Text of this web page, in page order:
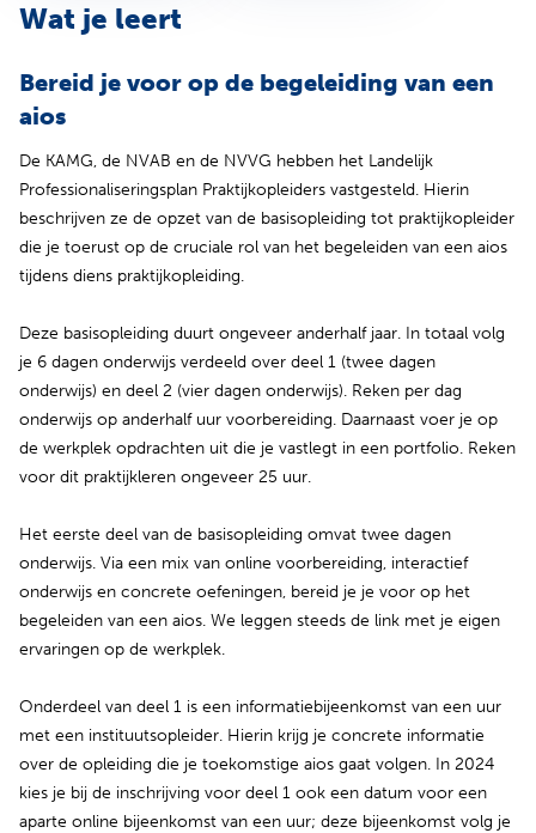
Wat je leert
Bereid je voor op de begeleiding van een
aios
De KAMG, de NVAB en de NVVG hebben het Landelijk
Professionaliseringsplan Praktijkopleiders vastgesteld. Hierin
beschrijven ze de opzet van de basisopleiding tot praktijkopleider
die je toerust op de cruciale rol van het begeleiden van een aios
tijdens diens praktijkopleiding.
Deze basisopleiding duurt ongeveer anderhalf jaar. In totaal volg
je 6 dagen onderwijs verdeeld over deel 1 (twee dagen
onderwijs) en deel 2 (vier dagen onderwijs). Reken per dag
onderwijs op anderhalf uur voorbereiding. Daarnaast voer je op
de werkplek opdrachten uit die je vastlegt in een portfolio. Reken
voor dit praktijkleren ongeveer 25 uur.
Het eerste deel van de basisopleiding omvat twee dagen
onderwijs. Via een mix van online voorbereiding, interactief
onderwijs en concrete oefeningen, bereid je je voor op het
begeleiden van een aios. We leggen steeds de link met je eigen
ervaringen op de werkplek.
Onderdeel van deel 1 is een informatiebijeenkomst van een uur
met een instituutsopleider. Hierin krijg je concrete informatie
over de opleiding die je toekomstige aios gaat volgen. In 2024
kies je bij de inschrijving voor deel 1 ook een datum voor een
aparte online bijeenkomst van een uur; deze bijeenkomst volg je